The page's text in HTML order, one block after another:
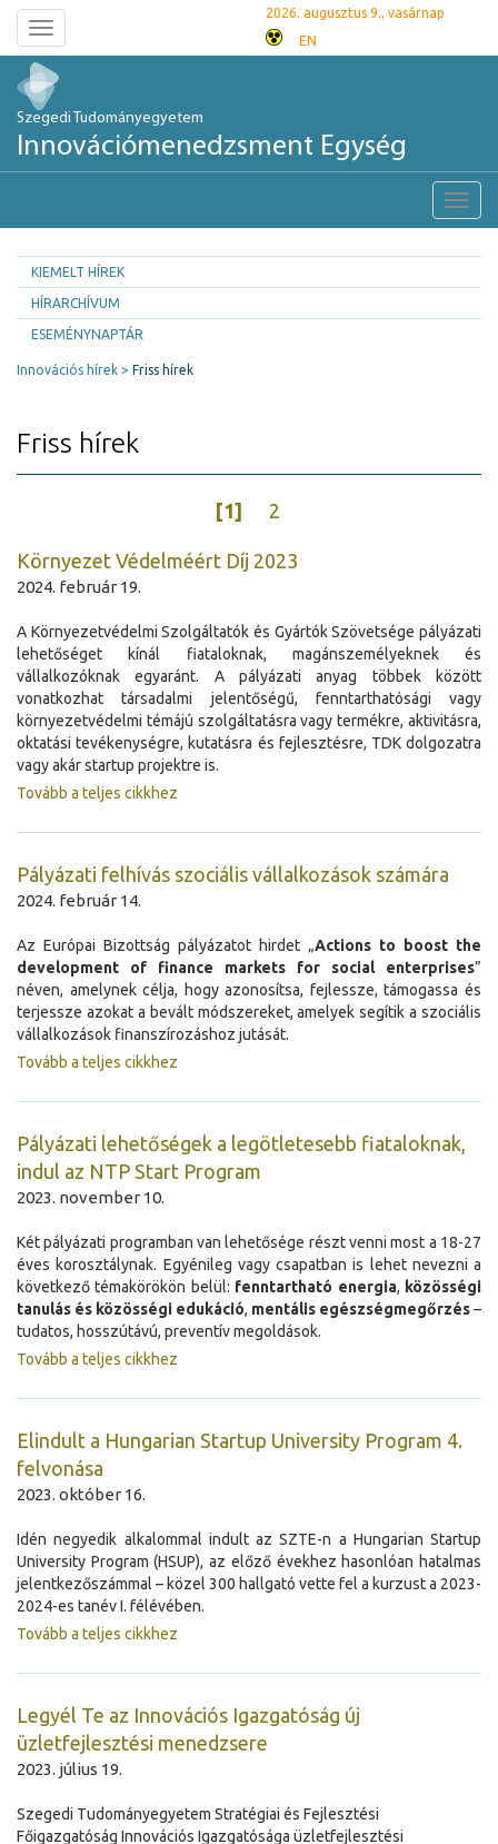
Toggle
navigation
2026. augusztus 9., vasárnap
EN
Szegedi Tudományegyetem
Innovációmenedzsment Egység
KIEMELT HÍREK
HÍRARCHÍVUM
ESEMÉNYNAPTÁR
Innovációs hírek Friss hírek
Friss hírek
[1] 2
Környezet Védelméért Díj 2023
2024. február 19.
A Környezetvédelmi Szolgáltatók és Gyártók Szövetsége pályázati
lehetőséget kínál fiataloknak, magánszemélyeknek és
vállalkozóknak egyaránt. A pályázati anyag többek között
vonatkozhat társadalmi jelentőségű, fenntarthatósági vagy
környezetvédelmi témájú szolgáltatásra vagy termékre, aktivitásra,
oktatási tevékenységre, kutatásra és fejlesztésre, TDK dolgozatra
vagy akár startup projektre is.
Tovább a teljes cikkhez
Pályázati felhívás szociális vállalkozások számára
2024. február 14.
Az Európai Bizottság pályázatot hirdet „Actions to boost the
development of finance markets for social enterprises”
néven, amelynek célja, hogy azonosítsa, fejlessze, támogassa és
terjessze azokat a bevált módszereket, amelyek segítik a szociális
vállalkozások finanszírozáshoz jutását.
Tovább a teljes cikkhez
Pályázati lehetőségek a legötletesebb fiataloknak,
indul az NTP Start Program
2023. november 10.
Két pályázati programban van lehetősége részt venni most a 18-27
éves korosztálynak. Egyénileg vagy csapatban is lehet nevezni a
következő témakörökön belül: fenntartható energia, közösségi
tanulás és közösségi edukáció, mentális egészségmegőrzés–
tudatos, hosszútávú, preventív megoldások.
Tovább a teljes cikkhez
Elindult a Hungarian Startup University Program 4.
felvonása
2023. október 16.
Idén negyedik alkalommal indult az SZTE-n a Hungarian Startup
University Program (HSUP), az előző évekhez hasonlóan hatalmas
jelentkezőszámmal – közel 300 hallgató vette fel a kurzust a 2023-
2024-es tanév I. félévében.
Tovább a teljes cikkhez
Legyél Te az Innovációs Igazgatóság új
üzletfejlesztési menedzsere
2023. július 19.
Szegedi Tudományegyetem Stratégiai és Fejlesztési
Főigazgatóság Innovációs Igazgatósága üzletfejlesztési